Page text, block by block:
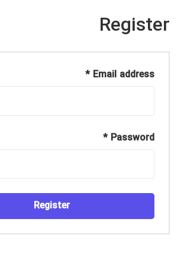
Register
Email address
*
Password
*
Register